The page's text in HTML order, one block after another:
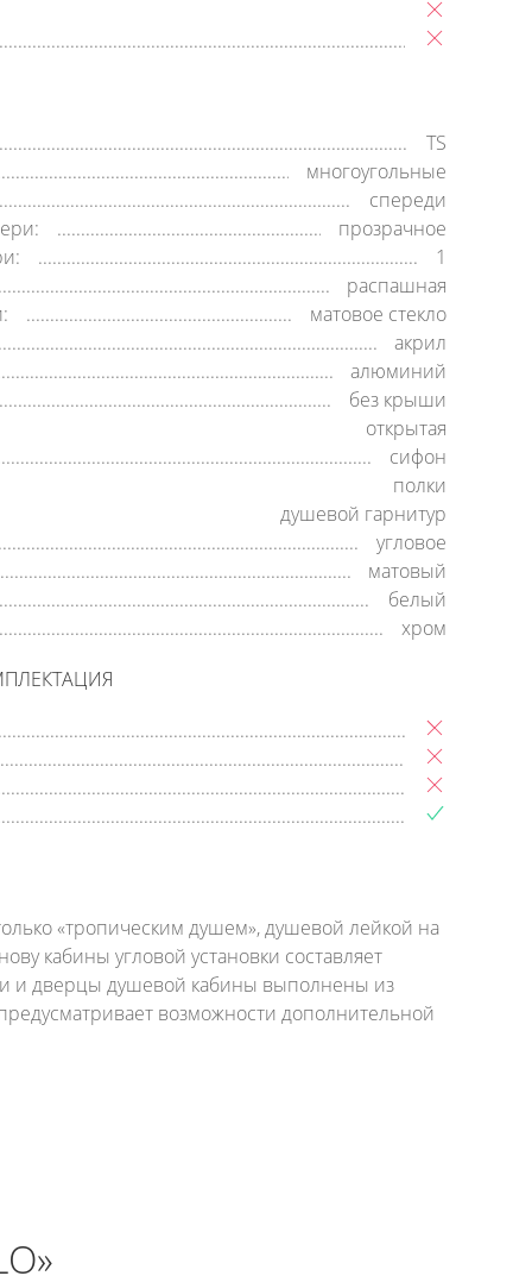
TS
многоугольные
спереди
прозрачное
1
распашная
матовое стекло
акрил
алюминий
без крыши
открытая
сифон
полки
душевой гарнитур
угловое
матовый
белый
хром
«тропическим душем», душевой лейкой на
кабины угловой установки составляет
и дверцы душевой кабины выполнены из
возможности дополнительной